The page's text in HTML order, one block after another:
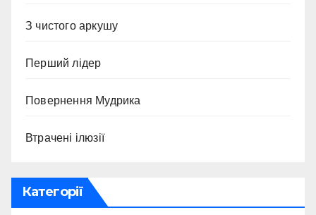
З чистого аркушу
Перший лідер
Повернення Мудрика
Втрачені ілюзії
Категорії